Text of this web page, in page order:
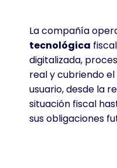
La compañía
tecnológica
digitalizada,
real y cubriendo el
usuario, desde la
situación fiscal
sus obligaciones